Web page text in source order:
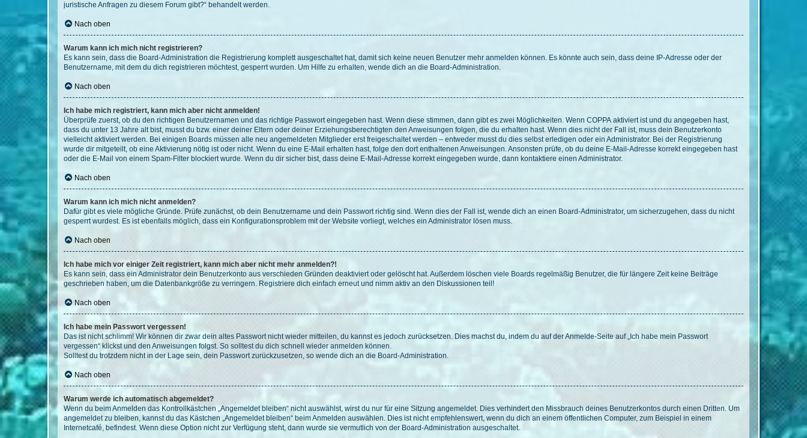
juristische Anfragen zu diesem Forum gibt?“ behandelt werden.
Nach oben
Warum kann ich mich nicht registrieren?
Es kann sein, dass die Board-Administration die Registrierung komplett ausgeschaltet hat, damit sich keine neuen Benutzer mehr anmelden können. Es könnte auch sein, dass deine IP-Adresse oder der
Benutzername, mit dem du dich registrieren möchtest, gesperrt wurden. Um Hilfe zu erhalten, wende dich an die Board-Administration.
Nach oben
Ich habe mich registriert, kann mich aber nicht anmelden!
Überprüfe zuerst, ob du den richtigen Benutzernamen und das richtige Passwort eingegeben hast. Wenn diese stimmen, dann gibt es zwei Möglichkeiten. Wenn COPPA aktiviert ist und du angegeben hast,
dass du unter 13 Jahre alt bist, musst du bzw. einer deiner Eltern oder deiner Erziehungsberechtigten den Anweisungen folgen, die du erhalten hast. Wenn dies nicht der Fall ist, muss dein Benutzerkonto
vielleicht aktiviert werden. Bei einigen Boards müssen alle neu angemeldeten Mitglieder erst freigeschaltet werden – entweder musst du dies selbst erledigen oder ein Administrator. Bei der Registrierung
wurde dir mitgeteilt, ob eine Aktivierung nötig ist oder nicht. Wenn du eine E-Mail erhalten hast, folge den dort enthaltenen Anweisungen. Ansonsten prüfe, ob du deine E-Mail-Adresse korrekt eingegeben hast
oder die E-Mail von einem Spam-Filter blockiert wurde. Wenn du dir sicher bist, dass deine E-Mail-Adresse korrekt eingegeben wurde, dann kontaktiere einen Administrator.
Nach oben
Warum kann ich mich nicht anmelden?
Dafür gibt es viele mögliche Gründe. Prüfe zunächst, ob dein Benutzername und dein Passwort richtig sind. Wenn dies der Fall ist, wende dich an einen Board-Administrator, um sicherzugehen, dass du nicht
gesperrt wurdest. Es ist ebenfalls möglich, dass ein Konfigurationsproblem mit der Website vorliegt, welches ein Administrator lösen muss.
Nach oben
Ich habe mich vor einiger Zeit registriert, kann mich aber nicht mehr anmelden?!
Es kann sein, dass ein Administrator dein Benutzerkonto aus verschieden Gründen deaktiviert oder gelöscht hat. Außerdem löschen viele Boards regelmäßig Benutzer, die für längere Zeit keine Beiträge
geschrieben haben, um die Datenbankgröße zu verringern. Registriere dich einfach erneut und nimm aktiv an den Diskussionen teil!
Nach oben
Ich habe mein Passwort vergessen!
Das ist nicht schlimm! Wir können dir zwar dein altes Passwort nicht wieder mitteilen, du kannst es jedoch zurücksetzen. Dies machst du, indem du auf der Anmelde-Seite auf „Ich habe mein Passwort
vergessen“ klickst und den Anweisungen folgst. So solltest du dich schnell wieder anmelden können.
Solltest du trotzdem nicht in der Lage sein, dein Passwort zurückzusetzen, so wende dich an die Board-Administration.
Nach oben
Warum werde ich automatisch abgemeldet?
Wenn du beim Anmelden das Kontrollkästchen „Angemeldet bleiben“ nicht auswählst, wirst du nur für eine Sitzung angemeldet. Dies verhindert den Missbrauch deines Benutzerkontos durch einen Dritten. Um
angemeldet zu bleiben, kannst du das Kästchen „Angemeldet bleiben“ beim Anmelden auswählen. Dies ist nicht empfehlenswert, wenn du dich an einem öffentlichen Computer, zum Beispiel in einem
Internetcafé, befindest. Wenn diese Option nicht zur Verfügung steht, dann wurde sie vermutlich von der Board-Administration ausgeschaltet.